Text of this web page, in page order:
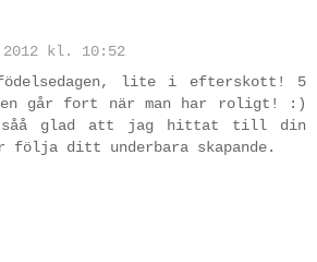
kl. 10:52
lite i efterskott! 5
går fort när man har roligt! :)
såå glad att jag hittat till din
följa ditt underbara skapande.